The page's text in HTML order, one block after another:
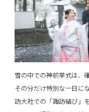
雪の中での神前挙式は、
その分だけ特別な一日に
訪大社での「諏訪結び」